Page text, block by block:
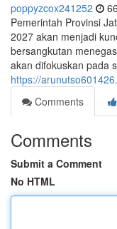
poppyzcox241252
Pemerintah Provinsi
2027 akan menjadi
bersangkutan
akan difokuskan pada
https://
Comments
Comments
Submit a Comment
No HTML